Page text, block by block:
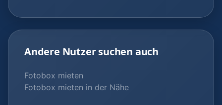
Andere Nutzer suchen auch
Fotobox mieten
Fotobox mieten in der Nähe